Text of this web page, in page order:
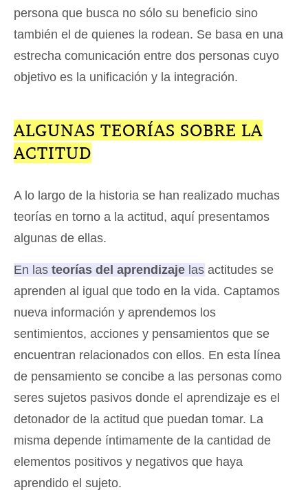
persona que busca no sólo su beneficio sino
también el de quienes la rodean. Se basa en una
estrecha comunicación entre dos personas cuyo
objetivo es la unificación y la integración.
ALGUNAS TEORÍAS SOBRE LA
ACTITUD
A lo largo de la historia se han realizado muchas
teorías en torno a la actitud, aquí presentamos
algunas de ellas.
En las teorías del aprendizaje las actitudes se
aprenden al igual que todo en la vida. Captamos
nueva información y aprendemos los
sentimientos, acciones y pensamientos que se
encuentran relacionados con ellos. En esta línea
de pensamiento se concibe a las personas como
seres sujetos pasivos donde el aprendizaje es el
detonador de la actitud que puedan tomar. La
misma depende íntimamente de la cantidad de
elementos positivos y negativos que haya
aprendido el sujeto.